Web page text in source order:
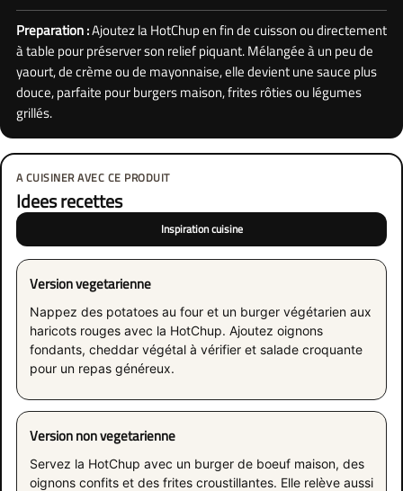
Preparation :Ajoutez la HotChup en fin de cuisson ou directement
à table pour préserver son relief piquant. Mélangée à un peu de
yaourt, de crème ou de mayonnaise, elle devient une sauce plus
douce, parfaite pour burgers maison, frites rôties ou légumes
grillés.
A CUISINER AVEC CE PRODUIT
Idees recettes
Inspiration cuisine
Version vegetarienne
Nappez des potatoes au four et un burger végétarien aux
haricots rouges avec la HotChup. Ajoutez oignons
fondants, cheddar végétal à vérifier et salade croquante
pour un repas généreux.
Version non vegetarienne
Servez la HotChup avec un burger de boeuf maison, des
oignons confits et des frites croustillantes. Elle relève aussi